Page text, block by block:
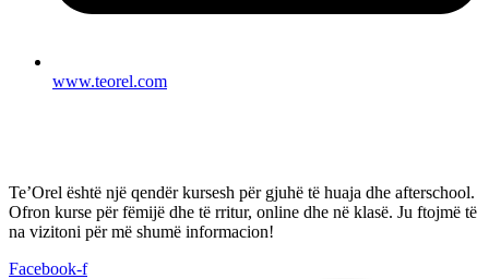
www.teorel.com
Te’Orel është një qendër kursesh për gjuhë të huaja dhe afterschool.
Ofron kurse për fëmijë dhe të rritur, online dhe në klasë. Ju ftojmë të
na vizitoni për më shumë informacion!
Facebook-f